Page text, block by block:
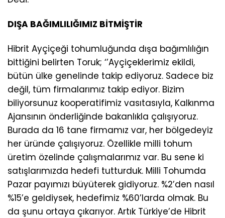
DIŞA BAĞIMLILIĞIMIZ BİTMİŞTİR
Hibrit Ayçiçeği tohumluğunda dışa bağımlılığın
bittiğini belirten Toruk; ‘’Ayçiçeklerimiz ekildi,
bütün ülke genelinde takip ediyoruz. Sadece biz
değil, tüm firmalarımız takip ediyor. Bizim
biliyorsunuz kooperatifimiz vasıtasıyla, Kalkınma
Ajansının önderliğinde bakanlıkla çalışıyoruz.
Burada da 16 tane firmamız var, her bölgedeyiz
her üründe çalışıyoruz. Özellikle milli tohum
üretim özelinde çalışmalarımız var. Bu sene ki
satışlarımızda hedefi tutturduk. Milli Tohumda
Pazar payımızı büyüterek gidiyoruz. %2’den nasıl
%15’e geldiysek, hedefimiz %60’larda olmak. Bu
da şunu ortaya çıkarıyor. Artık Türkiye’de Hibrit